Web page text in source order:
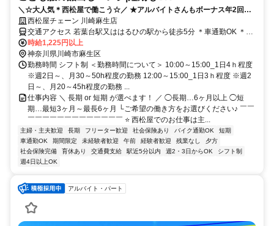
＼☆大人気＊西松屋で働こう☆／ ★アルバイトさんもボーナス年2回！
★時間固定だから私生活と両立OK
西松屋チェーン 川崎麻生店
交通アクセス 若葉台駅又ははるひの駅から徒歩5分 ＊車通勤OK ＊バ
イク通勤OK ＊自転車通勤OK
時給1,225円以上
神奈川県川崎市麻生区
勤務時間 シフト制 ＜勤務時間について＞ 10:00～15:00_1日4ｈ程度
※週2日～、月30～50h程度の勤務 12:00～15:00_1日3ｈ程度 ※週2
日～、月20～45h程度の勤務 ...
仕事内容 ＼ 長期 or 短期 が選べます！ ／ ◯長期…6ヶ月以上 ◯短
期…最短3ヶ月～最長6ヶ月 └ご希望の働き方をお選びください♪ ￣￣
￣￣￣￣￣￣￣￣￣￣￣￣￣ ⭐️ 西松屋でのお仕事は主...
主婦・主夫歓迎 長期 フリーター歓迎 社会保険あり バイク通勤OK
短期
車通勤OK
期間限定 未経験者歓迎 午前 経験者歓迎 残業なし
夕方
社会保険完備
育休あり 交通費支給 駅近5分以内 週2・3日からOK
シフト制
週4日以上OK
アルバイト・パート